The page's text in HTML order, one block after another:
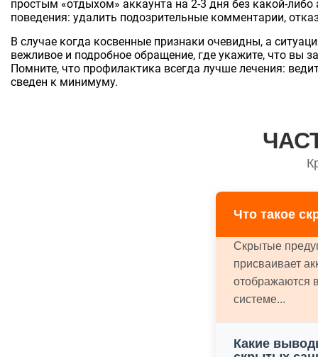
простым «отдыхом» аккаунта на 2-3 дня без какой-либо
поведения: удалить подозрительные комментарии,
В случае когда косвенные признаки очевидны, а
вежливое и подробное обращение, где укажите, что вы
Помните, что профилактика всегда лучше лечения:
сведен к минимуму.
Что такое
Скрытые
присваивает
отображаются
системе...
Какие